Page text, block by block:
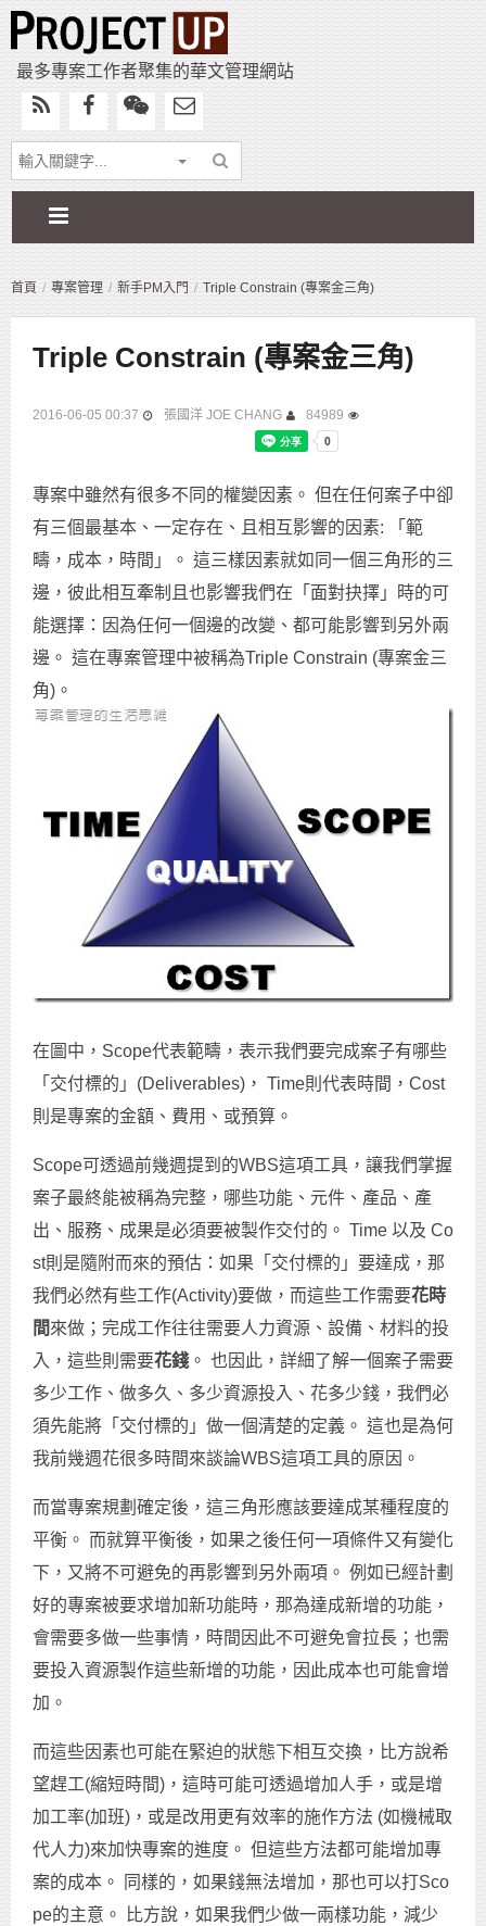
最多專案工作者聚集的華文管理網站
首頁 專案管理 新手PM入門 Triple Constrain (專案金三角)
Triple Constrain (專案金三角)
2016-06-05 00:37 張國洋 JOE CHANG 84989
專案中雖然有很多不同的權變因素。 但在任何案子中卻
有三個最基本、一定存在、且相互影響的因素: 「範
疇，成本，時間」。 這三樣因素就如同一個三角形的三
邊，彼此相互牽制且也影響我們在「面對抉擇」時的可
能選擇：因為任何一個邊的改變、都可能影響到另外兩
邊。 這在專案管理中被稱為Triple Constrain (專案金三
角)。
在圖中，Scope代表範疇，表示我們要完成案子有哪些
「交付標的」(Deliverables)， Time則代表時間，Cost
則是專案的金額、費用、或預算。
Scope可透過前幾週提到的WBS這項工具，讓我們掌握
案子最終能被稱為完整，哪些功能、元件、產品、產
出、服務、成果是必須要被製作交付的。 Time 以及 Co
st則是隨附而來的預估：如果「交付標的」要達成，那
我們必然有些工作(Activity)要做，而這些工作需要花時
間來做；完成工作往往需要人力資源、設備、材料的投
入，這些則需要花錢 。 也因此，詳細了解一個案子需要
多少工作、做多久、多少資源投入、花多少錢，我們必
須先能將「交付標的」做一個清楚的定義。 這也是為何
我前幾週花很多時間來談論WBS這項工具的原因。
而當專案規劃確定後，這三角形應該要達成某種程度的
平衡。 而就算平衡後，如果之後任何一項條件又有變化
下，又將不可避免的再影響到另外兩項。 例如已經計劃
好的專案被要求增加新功能時，那為達成新增的功能，
會需要多做一些事情，時間因此不可避免會拉長；也需
要投入資源製作這些新增的功能，因此成本也可能會增
加。
而這些因素也可能在緊迫的狀態下相互交換，比方說希
望趕工(縮短時間)，這時可能可透過增加人手，或是增
加工率(加班)，或是改用更有效率的施作方法 (如機械取
代人力)來加快專案的進度。 但這些方法都可能增加專
案的成本。 同樣的，如果錢無法增加，那也可以打Sco
pe的主意。 比方說，如果我們少做一兩樣功能，減少